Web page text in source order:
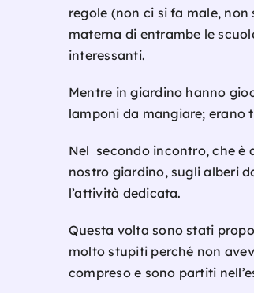
regole (non ci si fa male,
materna di entrambe le
interessanti.
Mentre in giardino hanno
lamponi da mangiare;
Nel secondo incontro, che è
nostro giardino, sugli alberi
l’attività dedicata.
Questa volta sono stati
molto stupiti perché non
compreso e sono partiti